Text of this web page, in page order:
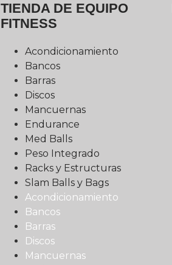
TIENDA DE EQUIPO
FITNESS
Acondicionamiento
Bancos
Barras
Discos
Mancuernas
Endurance
Med Balls
Peso Integrado
Racks y Estructuras
Slam Balls y Bags
Acondicionamiento
Bancos
Barras
Discos
Mancuernas